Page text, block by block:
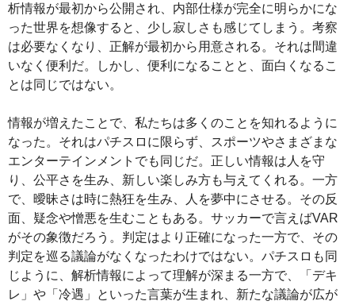
析情報が最初から公開され、内部仕様が完全に明らかにな
った世界を想像すると、少し寂しさも感じてしまう。考察
は必要なくなり、正解が最初から用意される。それは間違
いなく便利だ。しかし、便利になることと、面白くなるこ
とは同じではない。
情報が増えたことで、私たちは多くのことを知れるように
なった。それはパチスロに限らず、スポーツやさまざまな
エンターテインメントでも同じだ。正しい情報は人を守
り、公平さを生み、新しい楽しみ方も与えてくれる。一方
で、曖昧さは時に熱狂を生み、人を夢中にさせる。その反
面、疑念や憎悪を生むこともある。サッカーで言えばVAR
がその象徴だろう。判定はより正確になった一方で、その
判定を巡る議論がなくなったわけではない。パチスロも同
じように、解析情報によって理解が深まる一方で、「デキ
レ」や「冷遇」といった言葉が生まれ、新たな議論が広が